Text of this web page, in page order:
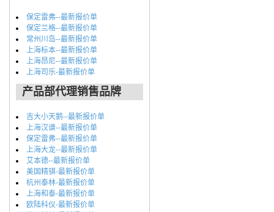
保定雷弗--最新报价单
保定兰格--最新报价单
常州川岛--最新报价单
上海标本--最新报价单
上海昂尼--最新报价单
上海司乐-最新报价单
产品部代理销售品牌
吉大小天鹅--最新报价单
上海汉谱--最新报价单
保定雷弗--最新报价单
上海大龙--最新报价单
艾本德--最新报价单
美国精骐-最新报价单
杭州泰林-最新报价单
上海和泰-最新报价单
欧陆科仪-最新报价单